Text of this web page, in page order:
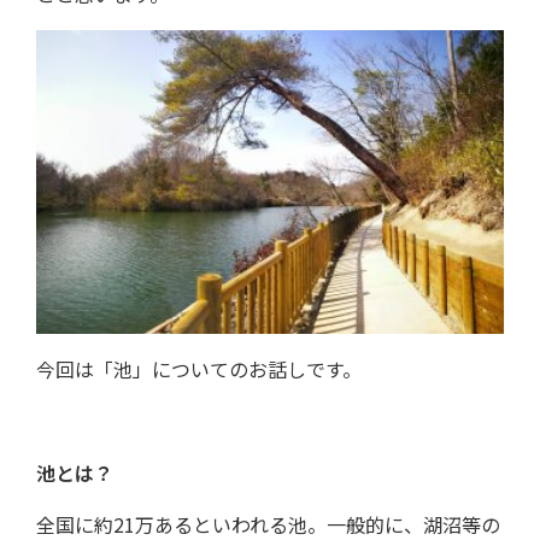
今回は「池」についてのお話しです。
池とは？
全国に約21万あるといわれる池。一般的に、湖沼等の